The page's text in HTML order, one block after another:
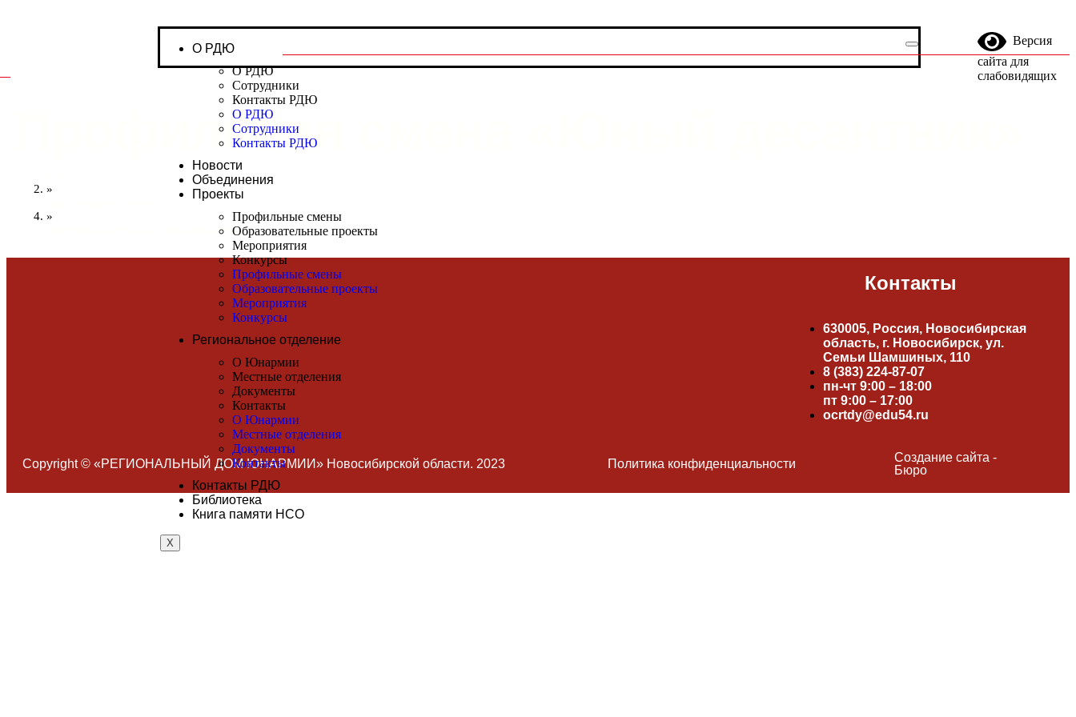
О РДЮ
О РДЮ
Сотрудники
Контакты РДЮ
О РДЮ
Сотрудники
Контакты РДЮ
Новости
Объединения
Проекты
Профильные смены
Образовательные проекты
Мероприятия
Конкурсы
Профильные смены
Образовательные проекты
Мероприятия
Конкурсы
Региональное отделение
О Юнармии
Местные отделения
Документы
Контакты
О Юнармии
Местные отделения
Документы
Контакты
Контакты РДЮ
Библиотека
Книга памяти НСО
X
Версия
сайта для
слабовидящих
Профильная смена «Юный десантник»
»
»
Профильная смена «Юный десантник»
Контакты
630005, Россия, Новосибирская
область, г. Новосибирск, ул.
Семьи Шамшиных, 110
8 (383) 224-87-07
пн-чт 9:00 – 18:00
пт 9:00 – 17:00
ocrtdy@edu54.ru
Copyright © «РЕГИОНАЛЬНЫЙ ДОМ ЮНАРМИИ» Новосибирской области. 2023 Политика конфиденциальности
Создание сайта -
Бюро